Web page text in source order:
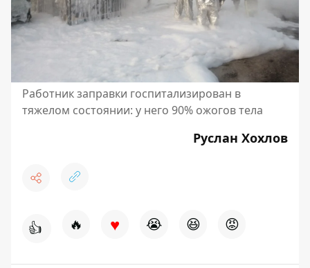
Работник заправки госпитализирован в
тяжелом состоянии: у него 90% ожогов тела
Руслан Хохлов
👍 🔥 ♥ 😭 😆 😡